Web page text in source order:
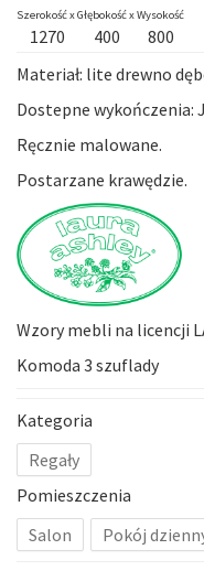
Szerokość xGłębokość xWysokość
1270 400
800
Materiał: lite drewno
Dostepne wykończenia:
Ręcznie malowane.
Postarzane krawędzie.
Wzory mebli na licencji
Komoda 3 szuflady
Kategoria
Regały
Pomieszczenia
Salon
Pokój